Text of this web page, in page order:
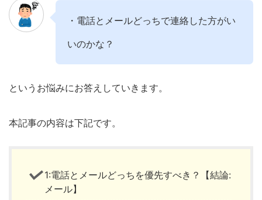
・電話とメールどっちで連絡した方がい
いのかな？
というお悩みにお答えしていきます。
本記事の内容は下記です。
1:電話とメールどっちを優先すべき？【結論:
メール】